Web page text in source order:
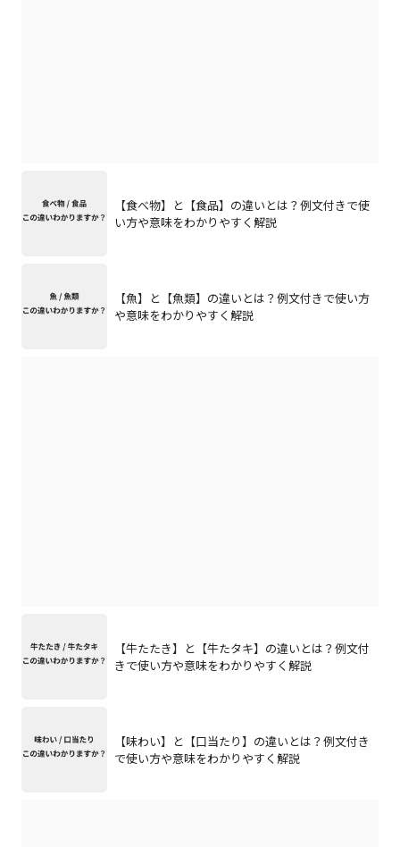
【食べ物】と【食品】の違いとは？例文付きで使
い方や意味をわかりやすく解説
【魚】と【魚類】の違いとは？例文付きで使い方
や意味をわかりやすく解説
【牛たたき】と【牛たタキ】の違いとは？例文付
きで使い方や意味をわかりやすく解説
【味わい】と【口当たり】の違いとは？例文付き
で使い方や意味をわかりやすく解説